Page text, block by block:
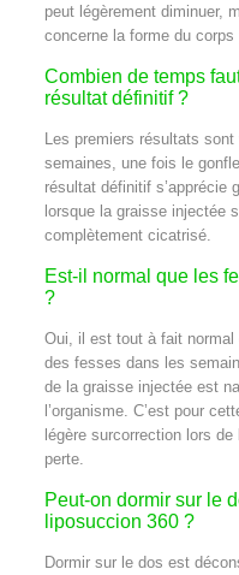
peut légèrement diminuer,
concerne la forme du
Combien de temps
résultat définitif ?
Les premiers résultats
semaines, une fois le
résultat définitif s’apprécie
lorsque la graisse injectée
complètement cicatrisé.
Est-il normal que les
?
Oui, il est tout à fait normal
des fesses dans les
de la graisse injectée est
l’organisme. C’est pour
légère surcorrection lors de
perte.
Peut-on dormir sur le
liposuccion 360 ?
Dormir sur le dos est